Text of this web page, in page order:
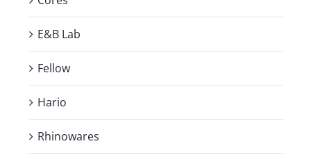
E&B Lab
Fellow
Hario
Rhinowares